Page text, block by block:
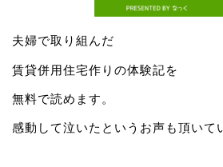
夫婦で取り組んだ
賃貸併用住宅作りの体験記を
無料で読めます。
感動して泣いたというお声も頂いて